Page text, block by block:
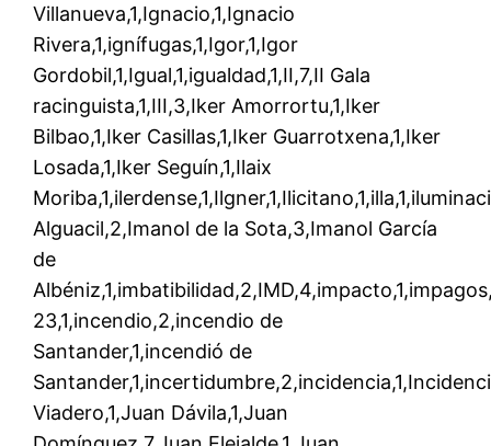
Villanueva,1,Ignacio,1,Ignacio
Rivera,1,ignífugas,1,Igor,1,Igor
Gordobil,1,Igual,1,igualdad,1,II,7,II Gala
racinguista,1,III,3,Iker Amorrortu,1,Iker
Bilbao,1,Iker Casillas,1,Iker Guarrotxena,1,Iker
Losada,1,Iker Seguín,1,Ilaix
Alguacil,2,Imanol de la Sota,3,Imanol García
de
23,1,incendio,2,incendio de
Santander,1,incendió de
Viadero,1,Juan Dávila,1,Juan